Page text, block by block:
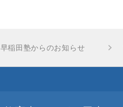
早稲田塾からのお知らせ